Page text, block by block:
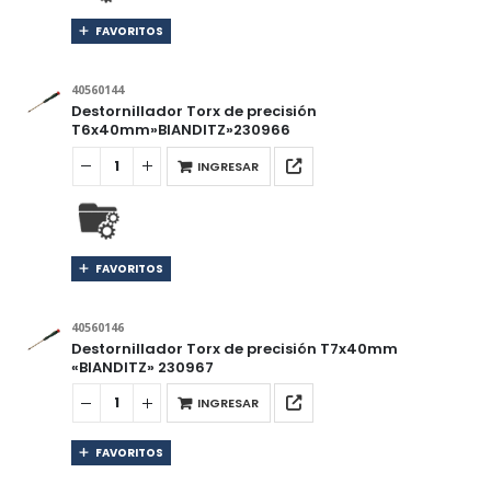
FAVORITOS
40560144
Destornillador Torx de precisión
T6x40mm»BIANDITZ»230966
INGRESAR
FAVORITOS
40560146
Destornillador Torx de precisión T7x40mm
«BIANDITZ» 230967
INGRESAR
FAVORITOS